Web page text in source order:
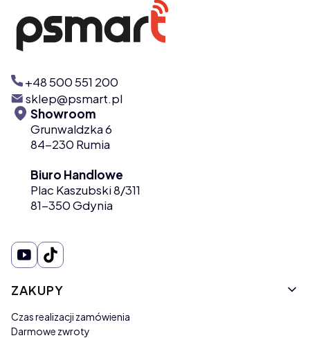
+48 500 551 200
sklep@psmart.pl
Showroom
Grunwaldzka 6
84-230 Rumia
Biuro Handlowe
Plac Kaszubski 8/311
81-350 Gdynia
Linki w stopce
ZAKUPY
Czas realizacji zamówienia
Darmowe zwroty